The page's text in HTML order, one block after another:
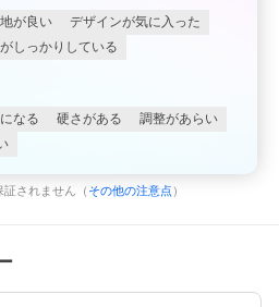
が良い
デザインが気に入った
しっかりしている
なる 硬さがある
調整があらい
されません（ その他の注意点 ）